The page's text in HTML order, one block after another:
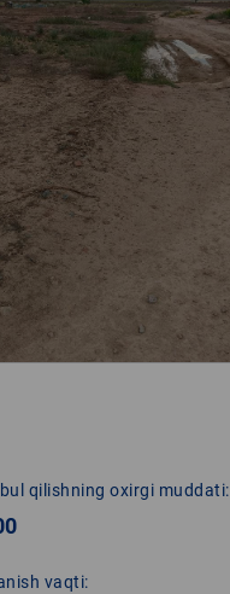
qilishning oxirgi muddati:
vaqti: